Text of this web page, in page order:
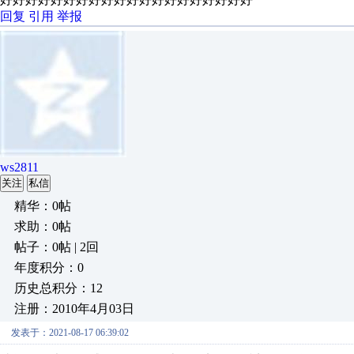
回复 引用 举报
ws2811
关注 私信
精华：0帖
求助：0帖
帖子：0帖 | 2回
年度积分：0
历史总积分：12
注册：2010年4月03日
发表于：2021-08-17 06:39:02